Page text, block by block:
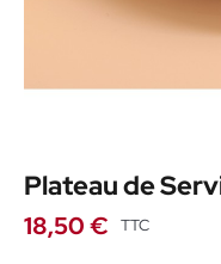
Plateau de
18,50 € TTC